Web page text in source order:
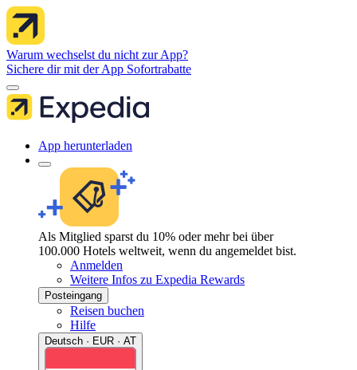
Warum wechselst du nicht zur App?
Sichere dir mit der App Sofortrabatte
App herunterladen
Als Mitglied sparst du 10% oder mehr bei über
100.000 Hotels weltweit, wenn du angemeldet bist.
Anmelden
Weitere Infos zu Expedia Rewards
Posteingang
Reisen buchen
Hilfe
Deutsch · EUR · AT